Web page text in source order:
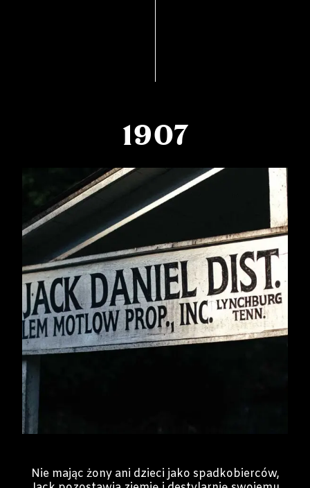
1907
Nie mając żony ani dzieci jako spadkobierców,